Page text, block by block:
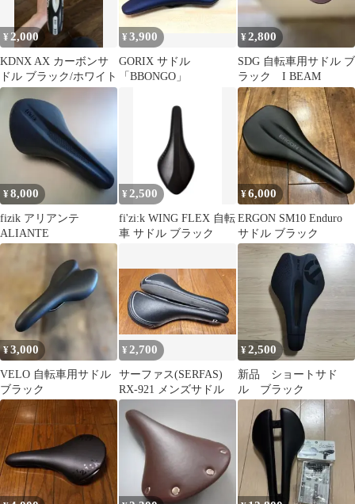
¥2,000
KDNX AX カーボンサ
ドル ブラック/ホワイト
¥3,900
GORIX サドル
「BBONGO」
¥2,800
SDG 自転車用サドル ブ
ラック I BEAM
¥8,000
fizik アリアンテ
ALIANTE
¥ 2,500
fi'zi:k WING FLEX 自転
車 サドル ブラック
¥6,000
ERGON SM10 Enduro
サドル ブラック
¥3,000
VELO 自転車用サドル
ブラック
¥ 2,700
サーファス(SERFAS)
RX-921 メンズサドル
¥2,500
新品 ショートサド
ル ブラック